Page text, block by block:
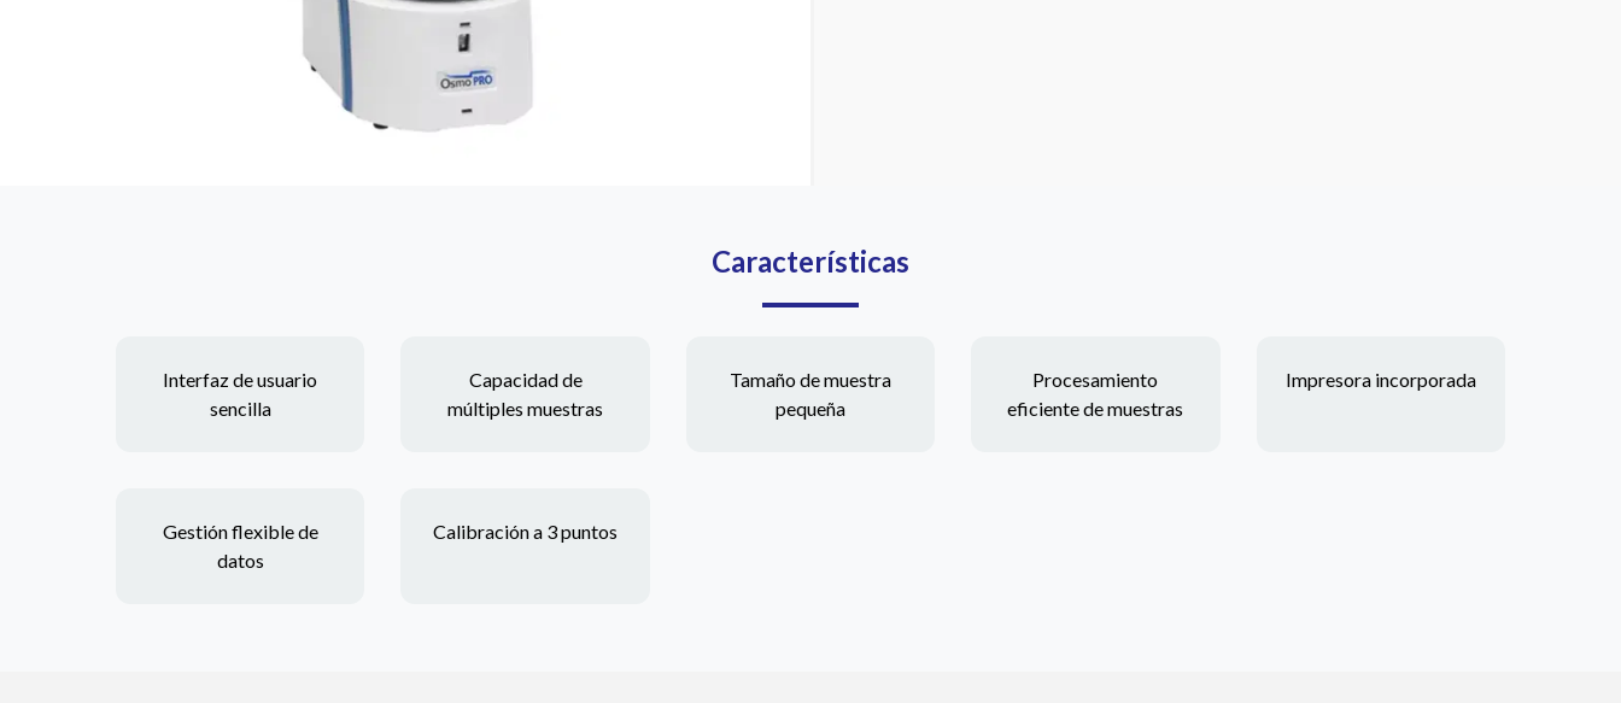
Características
Interfaz de usuario
sencilla
Capacidad de
múltiples muestras
Tamaño de muestra
pequeña
Procesamiento
eficiente de muestras
Impresora incorporada
Gestión flexible de
datos
Calibración a 3 puntos